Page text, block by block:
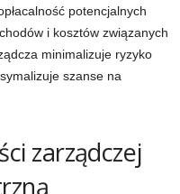
potencjalnych
i kosztów związanych
minimalizuje ryzyko
szanse na
zarządczej